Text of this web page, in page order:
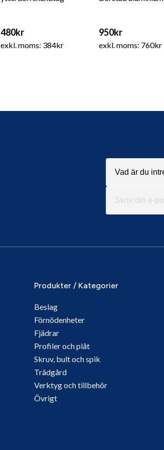
480kr
exkl. moms: 384kr
950kr
exkl. moms: 760kr
Produkter / Kategorier
Beslag
Förnödenheter
Fjädrar
Profiler och plåt
Skruv, bult och spik
Trädgård
Verktyg och tillbehör
Övrigt